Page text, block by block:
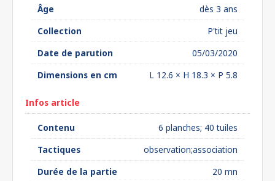
Âge
dès 3 ans
Collection
P'tit jeu
Date de parution
05/03/2020
Dimensions en cm
L 12.6 × H 18.3 × P 5.8
Infos article
Contenu
6 planches; 40 tuiles
Tactiques
observation;association
Durée de la partie
20 mn